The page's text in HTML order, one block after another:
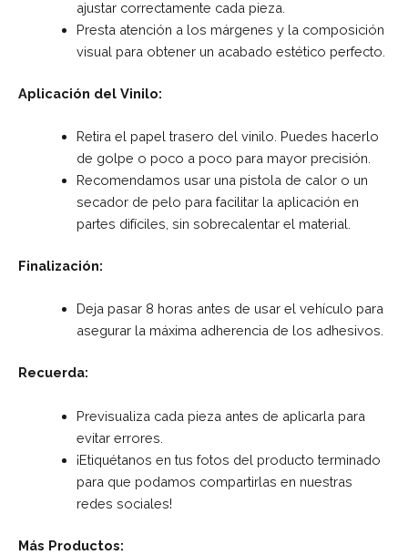
ajustar correctamente cada pieza.
Presta atención a los márgenes y la composición
visual para obtener un acabado estético perfecto.
Aplicación del Vinilo:
Retira el papel trasero del vinilo. Puedes hacerlo
de golpe o poco a poco para mayor precisión.
Recomendamos usar una pistola de calor o un
secador de pelo para facilitar la aplicación en
partes difíciles, sin sobrecalentar el material.
Finalización:
Deja pasar 8 horas antes de usar el vehículo para
asegurar la máxima adherencia de los adhesivos.
Recuerda:
Previsualiza cada pieza antes de aplicarla para
evitar errores.
¡Etiquétanos en tus fotos del producto terminado
para que podamos compartirlas en nuestras
redes sociales!
Más Productos: